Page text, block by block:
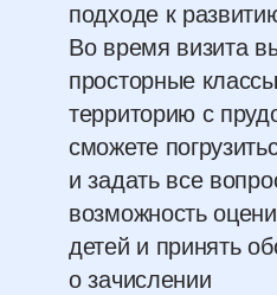
подходе к
Во время визита
просторные
территорию с
сможете
и задать все
возможность
детей и принять
о зачислении